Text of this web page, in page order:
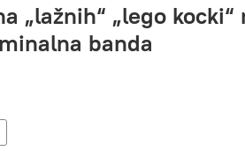
„lažnih“ „lego
banda